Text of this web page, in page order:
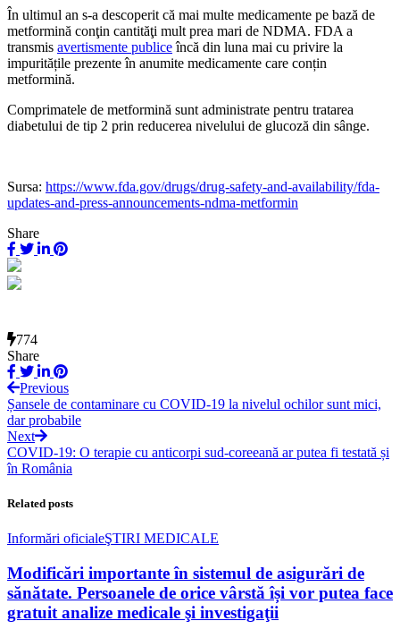
În ultimul an s-a descoperit că mai multe medicamente pe bază de
metformină conţin cantităţi mult prea mari de NDMA. FDA a
transmis avertismente publiceîncă din luna mai cu privire la
impuritățile prezente în anumite medicamente care conțin
metformină.
Comprimatele de metformină sunt administrate pentru tratarea
diabetului de tip 2 prin reducerea nivelului de glucoză din sânge.
Sursa: https://www.fda.gov/drugs/drug-safety-and-availability/fda-
updates-and-press-announcements-ndma-metformin
Share
774
Share
Previous
Șansele de contaminare cu COVID-19 la nivelul ochilor sunt mici,
dar probabile
Next
COVID-19: O terapie cu anticorpi sud-coreeană ar putea fi testată și
în România
Related posts
Informări oficialeŞTIRI MEDICALE
Modificări importante în sistemul de asigurări de
sănătate. Persoanele de orice vârstă își vor putea face
gratuit analize medicale şi investigaţii